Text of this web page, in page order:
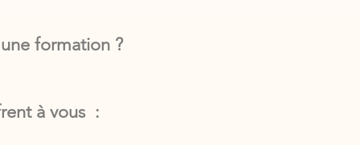
formation ?
à vous :